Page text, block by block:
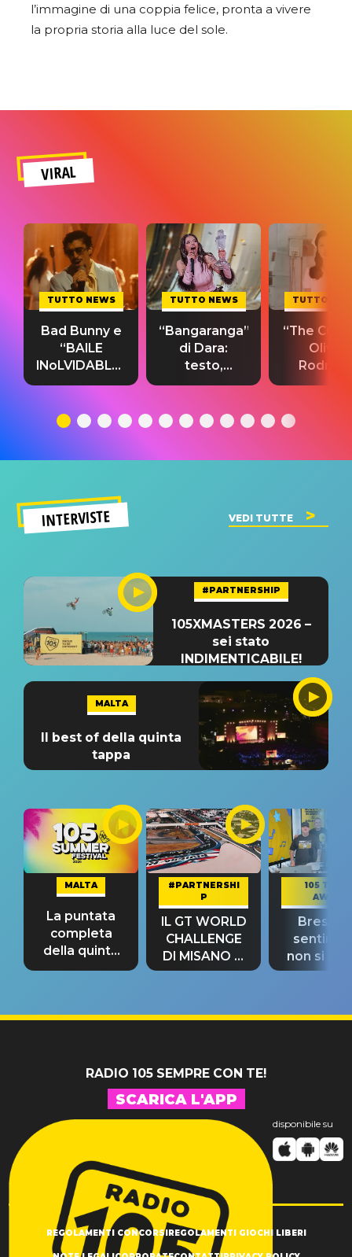
l’immagine di una coppia felice, pronta a vivere
la propria storia alla luce del sole.
VIRAL
TUTTO NEWS
Bad Bunny e
“BAILE
INoLVIDABLE”:
testo,
significato
TUTTO NEWS
“Bangaranga”
di Dara:
testo,
traduzione e
del singolo
TUTTO
“The
Olivia
testo,
INTERVISTE VEDI TUTTE
#PARTNERSHIP
105XMASTERS 2026 –
sei stato
INDIMENTICABILE!
MALTA
Il best of della quinta
tappa
MALTA
La puntata
completa
della quinta
tappa
#PARTNERSHI
P
IL GT WORLD
CHALLENGE
DI MISANO si
riconferma
105 TAKE
AWAY
Bresh:
non si
fino alla
RADIO 105 SEMPRE CON TE!
SCARICA L'APP
disponibile su
REGOLAMENTI CONCORSIREGOLAMENTI GIOCHI LIBERI